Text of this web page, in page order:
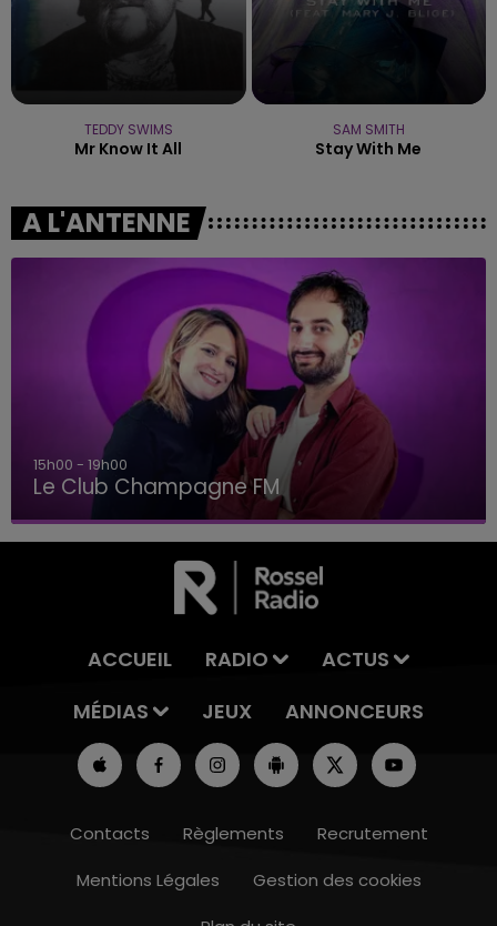
TEDDY SWIMS
Mr Know It All
SAM SMITH
Stay With Me
A L'ANTENNE
15h00 - 19h00
Le Club Champagne FM
ACCUEIL RADIO
ACTUS
MÉDIAS
JEUX ANNONCEURS
Contacts Règlements
Recrutement
Mentions Légales
Gestion des cookies